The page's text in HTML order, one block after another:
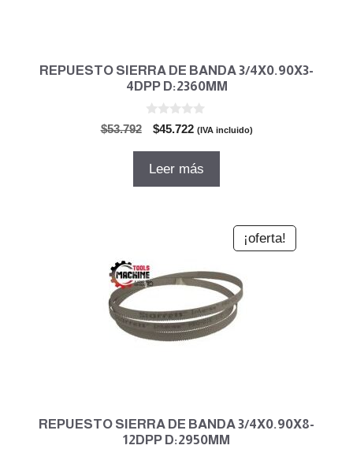
REPUESTO SIERRA DE BANDA 3/4X0.90X3-
4DPP D:2360MM
$53.792
El
original
$45.722El
actual
(IVA incluido)
Leer más
¡oferta!
REPUESTO SIERRA DE BANDA 3/4X0.90X8-
12DPP D:2950MM